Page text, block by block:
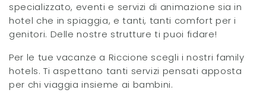
specializzato, eventi e servizi di animazione sia in
hotel che in spiaggia, e tanti, tanti comfort per i
genitori. Delle nostre strutture ti puoi fidare!
Per le tue vacanze a Riccione scegli i nostri family
hotels. Ti aspettano tanti servizi pensati apposta
per chi viaggia insieme ai bambini.